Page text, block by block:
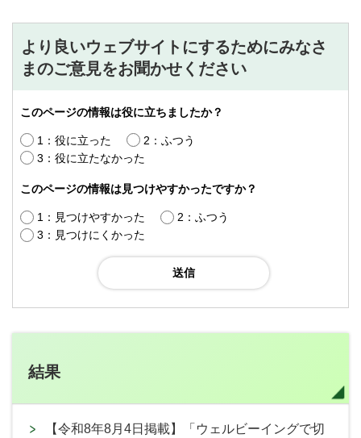
より良いウェブサイトにするためにみなさ
まのご意見をお聞かせください
このページの情報は役に立ちましたか？
1：役に立った
2：ふつう
3：役に立たなかった
このページの情報は見つけやすかったですか？
1：見つけやすかった
2：ふつう
3：見つけにくかった
結果
【令和8年8月4日掲載】「ウェルビーイングで切